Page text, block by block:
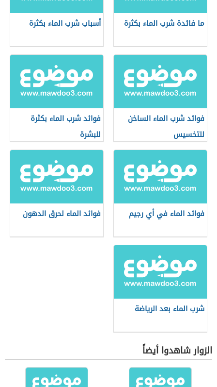
ما فائدة شرب الماء بكثرة أسباب شرب الماء بكثرة
فوائد شرب الماء الساخن
للتخسيس
فوائد شرب الماء بكثرة
للبشرة
فوائد الماء في أي رجيم فوائد الماء لحرق الدهون
شرب الماء بعد الرياضة
الزوار شاهدوا أيضاً